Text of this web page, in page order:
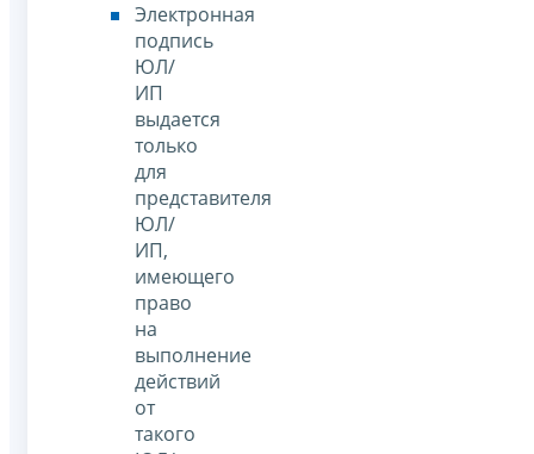
Электронная
подпись
ЮЛ/
ИП
выдается
только
для
представителя
ЮЛ/
ИП,
имеющего
право
на
выполнение
действий
от
такого